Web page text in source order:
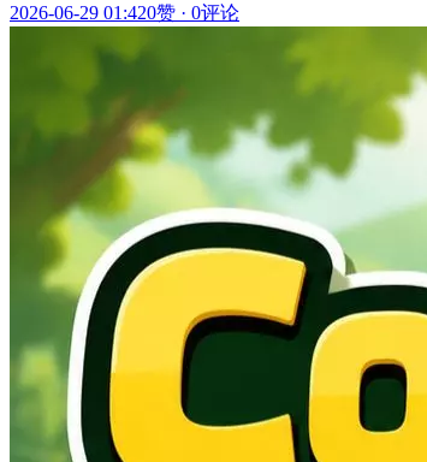
2026-06-29 01:420赞 · 0评论